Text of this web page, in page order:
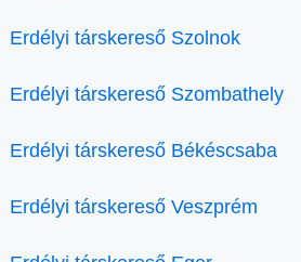
Erdélyi társkereső Szolnok
Erdélyi társkereső Szombathely
Erdélyi társkereső Békéscsaba
Erdélyi társkereső Veszprém